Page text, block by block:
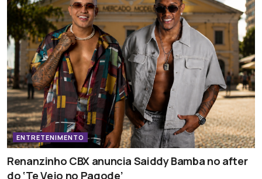
ENTRETENIMENTO
Renanzinho CBX anuncia Saiddy Bamba no after
do ‘Te Vejo no Pagode’